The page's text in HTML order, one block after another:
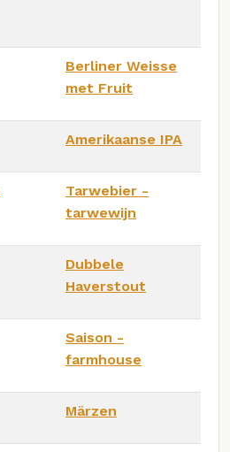
Berliner Weisse
met Fruit
Amerikaanse IPA
Tarwebier -
tarwewijn
Dubbele
Haverstout
Saison -
farmhouse
Märzen